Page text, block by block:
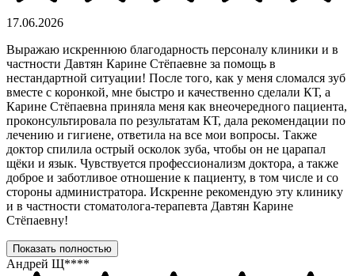
17.06.2026
Выражаю искреннюю благодарность персоналу клиники и в
частности Давтян Карине Стёпаевне за помощь в
нестандартной ситуации! После того, как у меня сломался зуб
вместе с коронкой, мне быстро и качественно сделали КТ, а
Карине Стёпаевна приняла меня как внеочередного пациента,
проконсультировала по результатам КТ, дала рекомендации по
лечению и гигиене, ответила на все мои вопросы. Также
доктор спилила острый осколок зуба, чтобы он не царапал
щёки и язык. Чувствуется профессионализм доктора, а также
доброе и заботливое отношение к пациенту, в том числе и со
стороны администратора. Искренне рекомендую эту клинику
и в частности стоматолога-терапевта Давтян Карине
Стёпаевну!
Показать полностью
Андрей Щ****